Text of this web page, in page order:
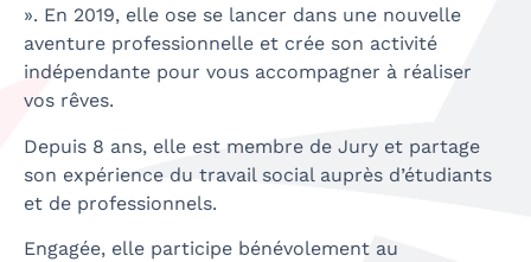
». En 2019, elle ose se lancer dans une nouvelle
aventure professionnelle et crée son activité
indépendante pour vous accompagner à réaliser
vos rêves.
Depuis 8 ans, elle est membre de Jury et partage
son expérience du travail social auprès d’étudiants
et de professionnels.
Engagée, elle participe bénévolement au